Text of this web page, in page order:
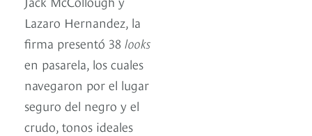
Lazaro Hernandez, la
firma presentó 38 looks
en pasarela, los cuales
navegaron por el lugar
seguro del negro y el
crudo, tonos ideales